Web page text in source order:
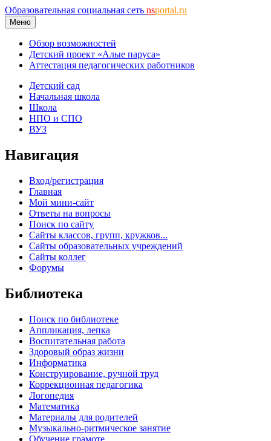
Образовательная социальная сеть nsportal.ru
Меню
Обзор возможностей
Детский проект «Алые паруса»
Аттестация педагогических работников
Детский сад
Начальная школа
Школа
НПО и СПО
ВУЗ
Навигация
Вход/регистрация
Главная
Мой мини-сайт
Ответы на вопросы
Поиск по сайту
Сайты классов, групп, кружков...
Сайты образовательных учреждений
Сайты коллег
Форумы
Библиотека
Поиск по библиотеке
Аппликация, лепка
Воспитательная работа
Здоровый образ жизни
Информатика
Конструирование, ручной труд
Коррекционная педагогика
Логопедия
Математика
Материалы для родителей
Музыкально-ритмическое занятие
Обучение грамоте